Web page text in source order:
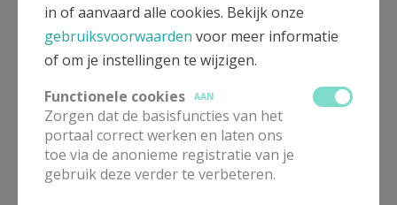
Medeverantwoordelijke
Nederlandstalige Pastoraal
Mevrouw GertrudisVandenhoute
Willemynsstraat 105
1070 Anderlecht
0487 27 41 57
in of aanvaard alle cookies. Bekijk onze
gebruiksvoorwaarden voor meer informatie
of om je instellingen te wijzigen.
Functionele cookies
AAN
Zorgen dat de basisfuncties van het
portaal correct werken en laten ons
toe via de anonieme registratie van je
gebruik deze verder te verbeteren.